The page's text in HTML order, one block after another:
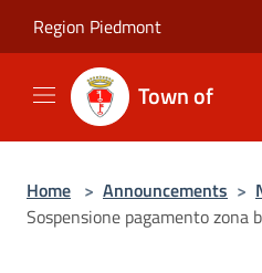
Region Piedmont
Town of
Home > Announcements >
Sospensione pagamento zona